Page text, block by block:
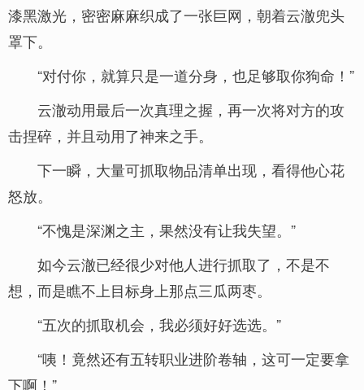
漆黑激光，密密麻麻织成了一张巨网，朝着云澈兜头
罩下。
“对付你，就算只是一道分身，也足够取你狗命！”
云澈动用最后一次真理之握，再一次将对方的攻
击捏碎，并且动用了神来之手。
下一瞬，大量可抓取物品清单出现，看得他心花
怒放。
“不愧是深渊之主，果然没有让我失望。”
如今云澈已经很少对他人进行抓取了，不是不
想，而是瞧不上目标身上那点三瓜两枣。
“五次的抓取机会，我必须好好选选。”
“咦！竟然还有五转职业进阶卷轴，这可一定要拿
下啊！”